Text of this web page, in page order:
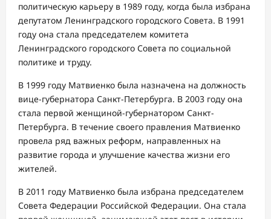
политическую карьеру в 1989 году, когда была избрана
депутатом Ленинградского городского Совета. В 1991
году она стала председателем комитета
Ленинградского городского Совета по социальной
политике и труду.
В 1999 году Матвиенко была назначена на должность
вице-губернатора Санкт-Петербурга. В 2003 году она
стала первой женщиной-губернатором Санкт-
Петербурга. В течение своего правления Матвиенко
провела ряд важных реформ, направленных на
развитие города и улучшение качества жизни его
жителей.
В 2011 году Матвиенко была избрана председателем
Совета Федерации Российской Федерации. Она стала